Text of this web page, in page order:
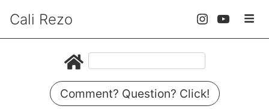
Cali Rezo
Comment? Question? Click!